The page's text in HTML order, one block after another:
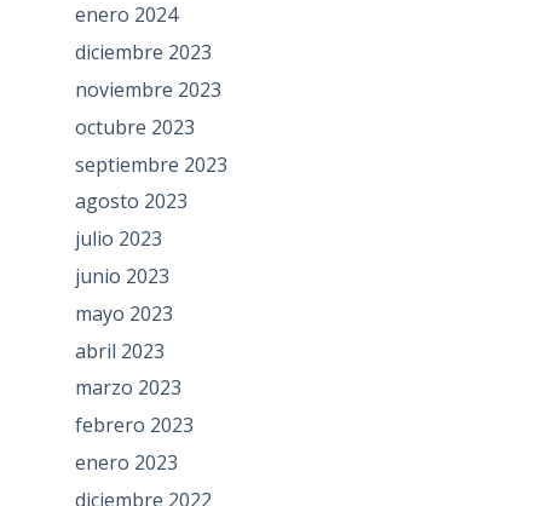
enero 2024
diciembre 2023
noviembre 2023
octubre 2023
septiembre 2023
agosto 2023
julio 2023
junio 2023
mayo 2023
abril 2023
marzo 2023
febrero 2023
enero 2023
diciembre 2022